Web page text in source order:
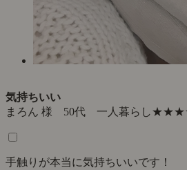
気持ちいい
まろん 様 50代 一人暮らし
手触りが本当に気持ちいいです！